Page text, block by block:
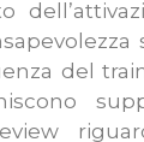
del